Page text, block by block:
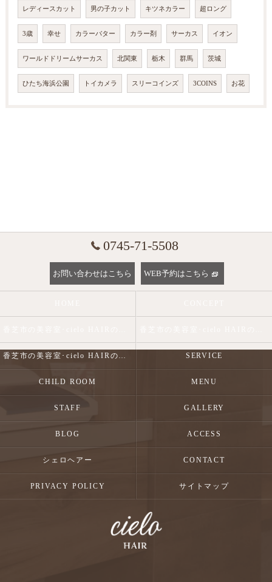
レディースカット 男の子カット キツネカラー 超ロング
3歳 幸せ カラーバター カラー剤 サーカス イオン
ワールドドリームサーカス 北関東 栃木 群馬 茨城
ひたち海浜公園 トイカメラ スリーコインズ 3COINS お花
0745-71-5508
お問い合わせはこちら WEB予約はこちら
香芝市の美容室･cielo HAIRのお客様の声 SERVICE
CHILD ROOM MENU
STAFF GALLERY
BLOG ACCESS
シェロヘアー CONTACT
PRIVACY POLICY サイトマップ